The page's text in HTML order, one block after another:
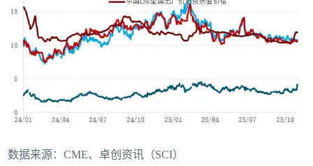
数据来源：CME、卓创资讯（SCI）